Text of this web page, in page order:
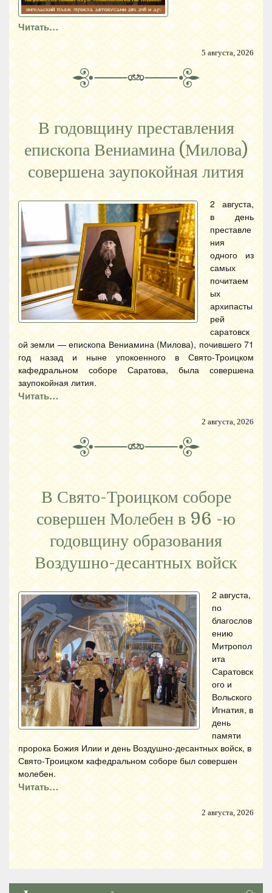
Читать…
5 августа, 2026
В годовщину преставления
епископа Вениамина (Милова)
совершена заупокойная лития
2 августа,
в день
преставле
ния
одного из
самых
почитаем
ых
архипасты
рей
саратовск
ой земли — епископа Вениамина (Милова), почившего 71
год назад и ныне упокоенного в Свято-Троицком
кафедральном соборе Саратова, была совершена
заупокойная лития.
Читать…
2 августа, 2026
В Свято-Троицком соборе
совершен Молебен в 96 -ю
годовщину образования
Воздушно-десантных войск
2 августа,
по
благослов
ению
Митропол
ита
Саратовск
ого и
Вольского
Игнатия, в
день
памяти
пророка Божия Илии и день Воздушно-десантных войск, в
Свято-Троицком кафедральном соборе был совершен
молебен.
Читать…
2 августа, 2026